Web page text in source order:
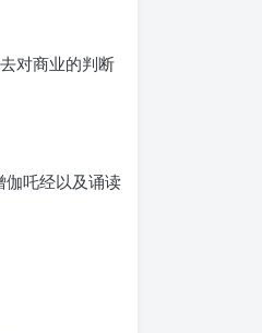
对商业的判断
伽吒经以及诵读